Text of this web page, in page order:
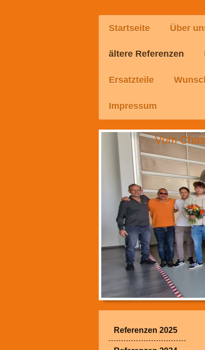
Startseite Über
ältere Referenzen
Ersatzteile
Impressum
Vom
Referenzen 2025